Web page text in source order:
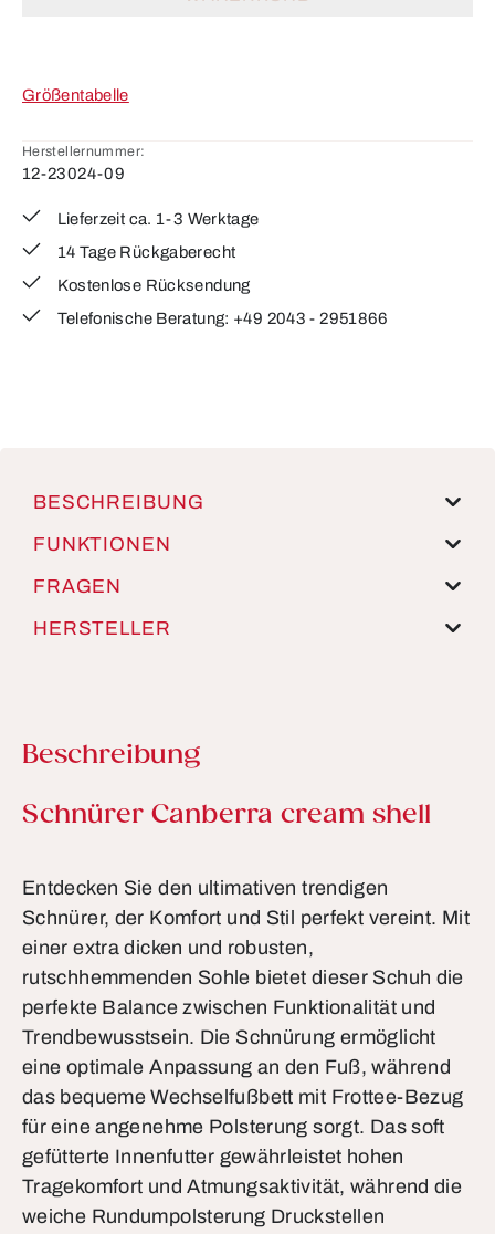
Größentabelle
Herstellernummer:
12-23024-09
Lieferzeit ca. 1-3 Werktage
14 Tage Rückgaberecht
Kostenlose Rücksendung
Telefonische Beratung: +49 2043 - 2951866
BESCHREIBUNG
FUNKTIONEN
FRAGEN
HERSTELLER
Beschreibung
Produktinformationen
Schnürer Canberra cream shell
Entdecken Sie den ultimativen trendigen
Schnürer, der Komfort und Stil perfekt vereint. Mit
einer extra dicken und robusten,
rutschhemmenden Sohle bietet dieser Schuh die
perfekte Balance zwischen Funktionalität und
Trendbewusstsein. Die Schnürung ermöglicht
eine optimale Anpassung an den Fuß, während
das bequeme Wechselfußbett mit Frottee-Bezug
für eine angenehme Polsterung sorgt. Das soft
gefütterte Innenfutter gewährleistet hohen
Tragekomfort und Atmungsaktivität, während die
weiche Rundumpolsterung Druckstellen